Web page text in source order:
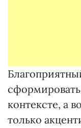
контексте, а
только